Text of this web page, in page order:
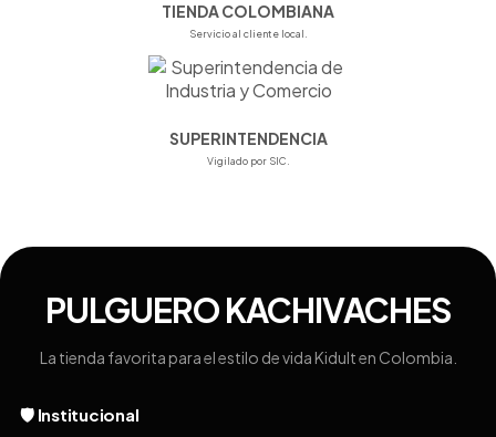
TIENDA COLOMBIANA
Servicio al cliente local.
SUPERINTENDENCIA
Vigilado por SIC.
PULGUERO KACHIVACHES
La tienda favorita para el estilo de vida Kidult en Colombia.
🛡️ Institucional